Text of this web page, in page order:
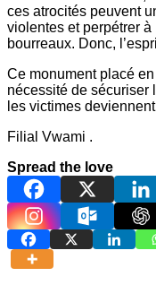
ces atrocités peuvent
violentes et perpétrer
bourreaux. Donc,
Ce monument placé
nécessité de sécuriser
les victimes
Filial Vwami .
Spread the love